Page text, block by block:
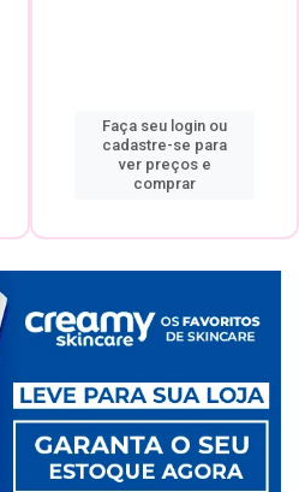
Faça seu login ou
cadastre-se para
ver preços e
comprar